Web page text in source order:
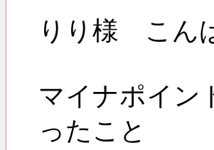
りり様 こん
マイナポイン
ったこと